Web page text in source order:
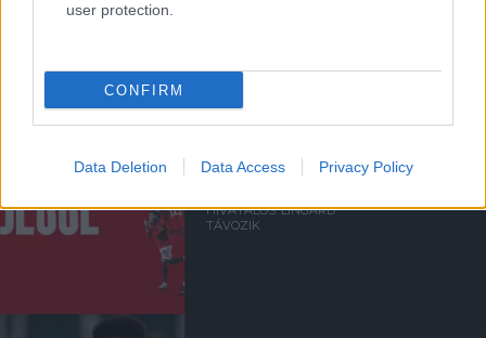
user protection.
CONFIRM
Data Deletion Data Access Privacy Policy
JESSE LINGARD
HIVATALOS: LINGARD
TÁVOZIK